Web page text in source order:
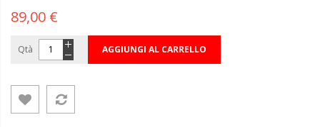
89,00 €
Qtà AGGIUNGI AL CARRELLO